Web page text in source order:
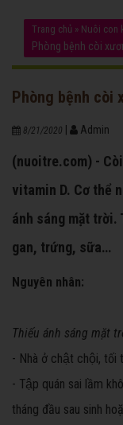
Trang chủ » Nuôi con
Phòng bệnh còi
Phòng bệnh còi
8/21/2020 Admin
(nuoitre.com) -
vitamin D. Cơ thể
ánh sáng mặt trời.
gan, trứng, sữa…
Nguyên nhân:
Thiếu ánh sáng mặt
- Nhà ở chật chội, tối
- Tập quán sai lầm
tháng đầu sau sinh